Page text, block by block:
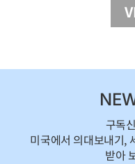
구독
미국에서 의대보내기,
받아